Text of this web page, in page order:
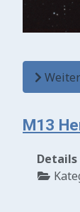
M13
Details